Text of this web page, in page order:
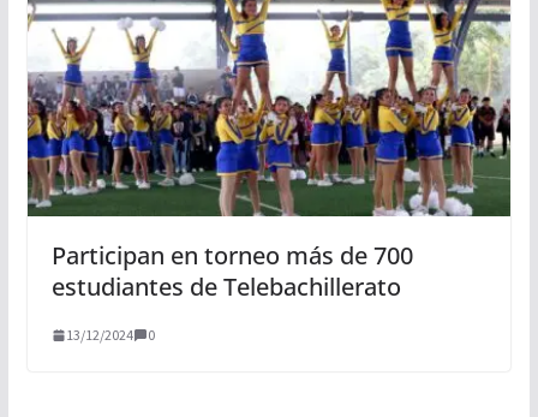
Participan en torneo más de 700
estudiantes de Telebachillerato
13/12/2024 0